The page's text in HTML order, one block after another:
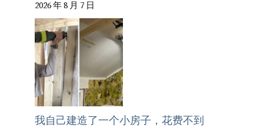
2026 年 8 月 7 日
我自己建造了一个小房子，花费不到